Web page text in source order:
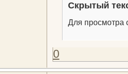
Скрытый
Для просмотра
0